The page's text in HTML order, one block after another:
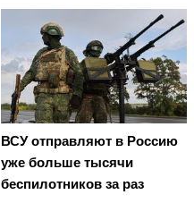
ВСУ отправляют в Россию
уже больше тысячи
беспилотников за раз